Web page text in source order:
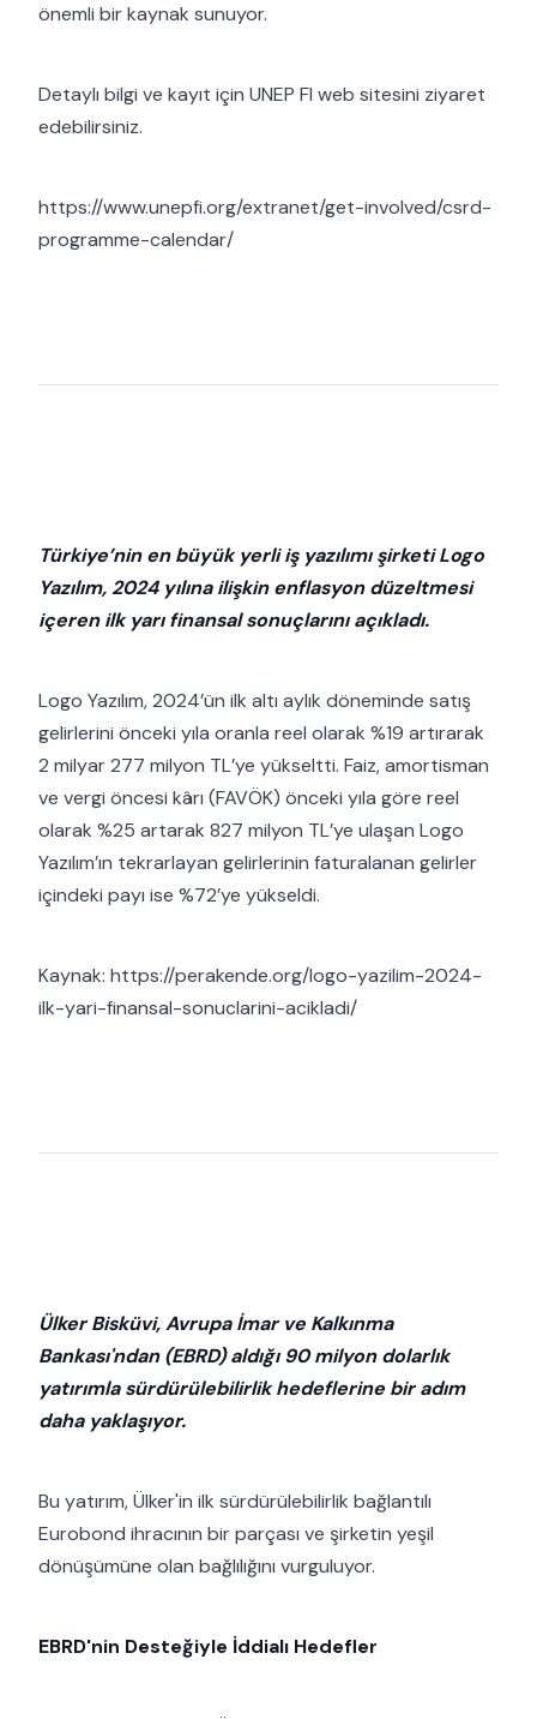
önemli bir kaynak sunuyor.
Detaylı bilgi ve kayıt için UNEP FI web sitesini ziyaret
edebilirsiniz.
https://www.unepfi.org/extranet/get-involved/csrd-
programme-calendar/
Türkiye’nin en büyük yerli iş yazılımı şirketi Logo
Yazılım, 2024 yılına ilişkin enflasyon düzeltmesi
içeren ilk yarı finansal sonuçlarını açıkladı.
Logo Yazılım, 2024’ün ilk altı aylık döneminde satış
gelirlerini önceki yıla oranla reel olarak %19 artırarak
2 milyar 277 milyon TL’ye yükseltti. Faiz, amortisman
ve vergi öncesi kârı (FAVÖK) önceki yıla göre reel
olarak %25 artarak 827 milyon TL’ye ulaşan Logo
Yazılım’ın tekrarlayan gelirlerinin faturalanan gelirler
içindeki payı ise %72’ye yükseldi.
Kaynak: https://perakende.org/logo-yazilim-2024-
ilk-yari-finansal-sonuclarini-acikladi/
Ülker Bisküvi, Avrupa İmar ve Kalkınma
Bankası'ndan (EBRD) aldığı 90 milyon dolarlık
yatırımla sürdürülebilirlik hedeflerine bir adım
daha yaklaşıyor.
Bu yatırım, Ülker'in ilk sürdürülebilirlik bağlantılı
Eurobond ihracının bir parçası ve şirketin yeşil
dönüşümüne olan bağlılığını vurguluyor.
EBRD'nin Desteğiyle İddialı Hedefler